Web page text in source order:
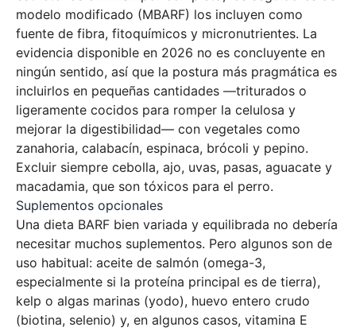
modelo modificado (MBARF) los incluyen como
fuente de fibra, fitoquímicos y micronutrientes. La
evidencia disponible en 2026 no es concluyente en
ningún sentido, así que la postura más pragmática es
incluirlos en pequeñas cantidades —triturados o
ligeramente cocidos para romper la celulosa y
mejorar la digestibilidad— con vegetales como
zanahoria, calabacín, espinaca, brócoli y pepino.
Excluir siempre cebolla, ajo, uvas, pasas, aguacate y
macadamia, que son tóxicos para el perro.
Suplementos opcionales
Una dieta BARF bien variada y equilibrada no debería
necesitar muchos suplementos. Pero algunos son de
uso habitual: aceite de salmón (omega-3,
especialmente si la proteína principal es de tierra),
kelp o algas marinas (yodo), huevo entero crudo
(biotina, selenio) y, en algunos casos, vitamina E